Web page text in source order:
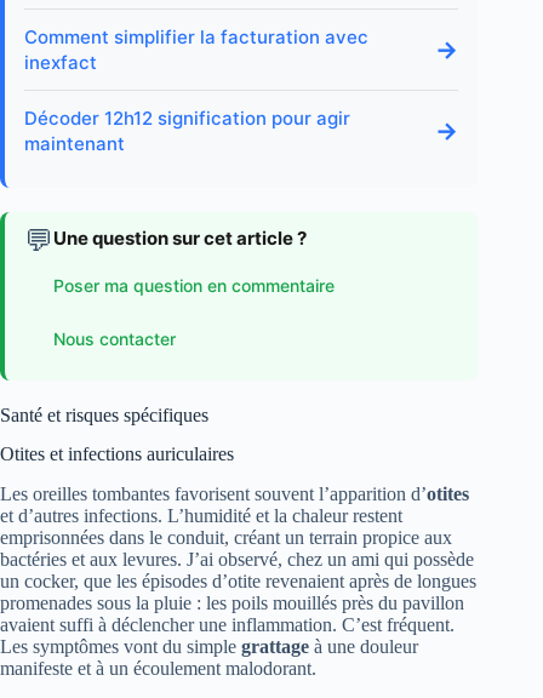
Comment simplifier la facturation avec
inexfact
→
Décoder 12h12 signification pour agir
maintenant
→
💬 Une question sur cet article ?
Poser ma question en commentaire
Nous contacter
Santé et risques spécifiques
Otites et infections auriculaires
Les oreilles tombantes favorisent souvent l’apparition d’otites
et d’autres infections. L’humidité et la chaleur restent
emprisonnées dans le conduit, créant un terrain propice aux
bactéries et aux levures. J’ai observé, chez un ami qui possède
un cocker, que les épisodes d’otite revenaient après de longues
promenades sous la pluie : les poils mouillés près du pavillon
avaient suffi à déclencher une inflammation. C’est fréquent.
Les symptômes vont du simple grattage à une douleur
manifeste et à un écoulement malodorant.